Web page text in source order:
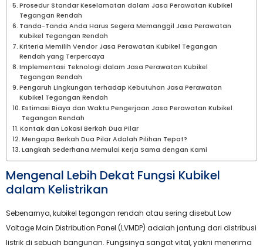
Prosedur Standar Keselamatan dalam Jasa Perawatan Kubikel
Tegangan Rendah
Tanda-Tanda Anda Harus Segera Memanggil Jasa Perawatan
Kubikel Tegangan Rendah
Kriteria Memilih Vendor Jasa Perawatan Kubikel Tegangan
Rendah yang Terpercaya
Implementasi Teknologi dalam Jasa Perawatan Kubikel
Tegangan Rendah
Pengaruh Lingkungan terhadap Kebutuhan Jasa Perawatan
Kubikel Tegangan Rendah
Estimasi Biaya dan Waktu Pengerjaan Jasa Perawatan Kubikel
Tegangan Rendah
Kontak dan Lokasi Berkah Dua Pilar
Mengapa Berkah Dua Pilar Adalah Pilihan Tepat?
Langkah Sederhana Memulai Kerja Sama dengan Kami
Mengenal Lebih Dekat Fungsi Kubikel
dalam Kelistrikan
Sebenarnya, kubikel tegangan rendah atau sering disebut Low
Voltage Main Distribution Panel (LVMDP) adalah jantung dari distribusi
listrik di sebuah bangunan. Fungsinya sangat vital, yakni menerima